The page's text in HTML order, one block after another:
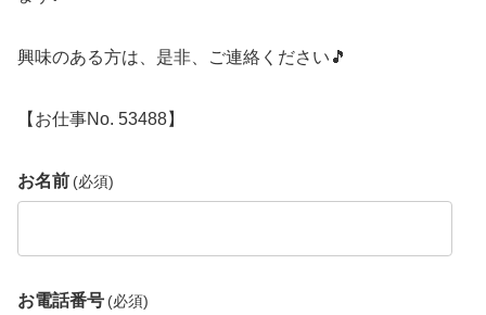
興味のある方は、是非、ご連絡ください🎵
【お仕事No. 53488】
お名前 (必須)
お電話番号 (必須)